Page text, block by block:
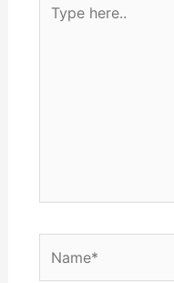
here..